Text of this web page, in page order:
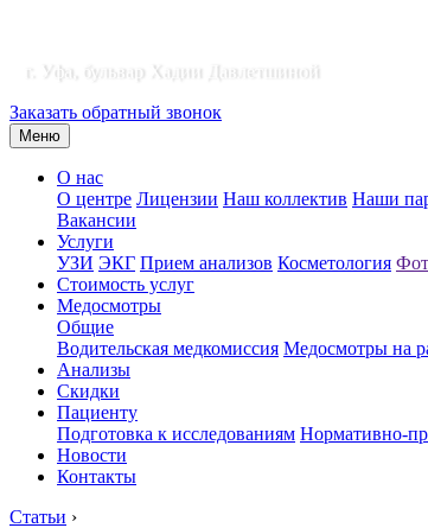
г. Уфа, бульвар Хадии Давлетшиной
Заказать обратный звонок
Меню
О нас
О центре Лицензии Наш коллектив Наши
Вакансии
Услуги
УЗИ ЭКГ Прием анализов Косметология
Стоимость услуг
Медосмотры
Общие
Водительская медкомиссия Медосмотры на
Анализы
Скидки
Пациенту
Подготовка к исследованиям Нормативно-
Новости
Контакты
Статьи ›